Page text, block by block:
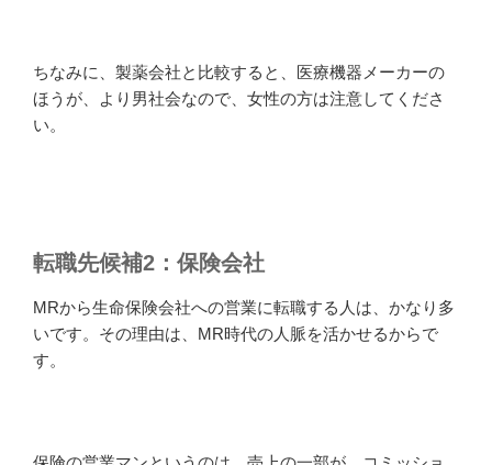
ちなみに、製薬会社と比較すると、医療機器メーカーの
ほうが、より男社会なので、女性の方は注意してくださ
い。
転職先候補2：保険会社
MRから生命保険会社への営業に転職する人は、かなり多
いです。その理由は、MR時代の人脈を活かせるからで
す。